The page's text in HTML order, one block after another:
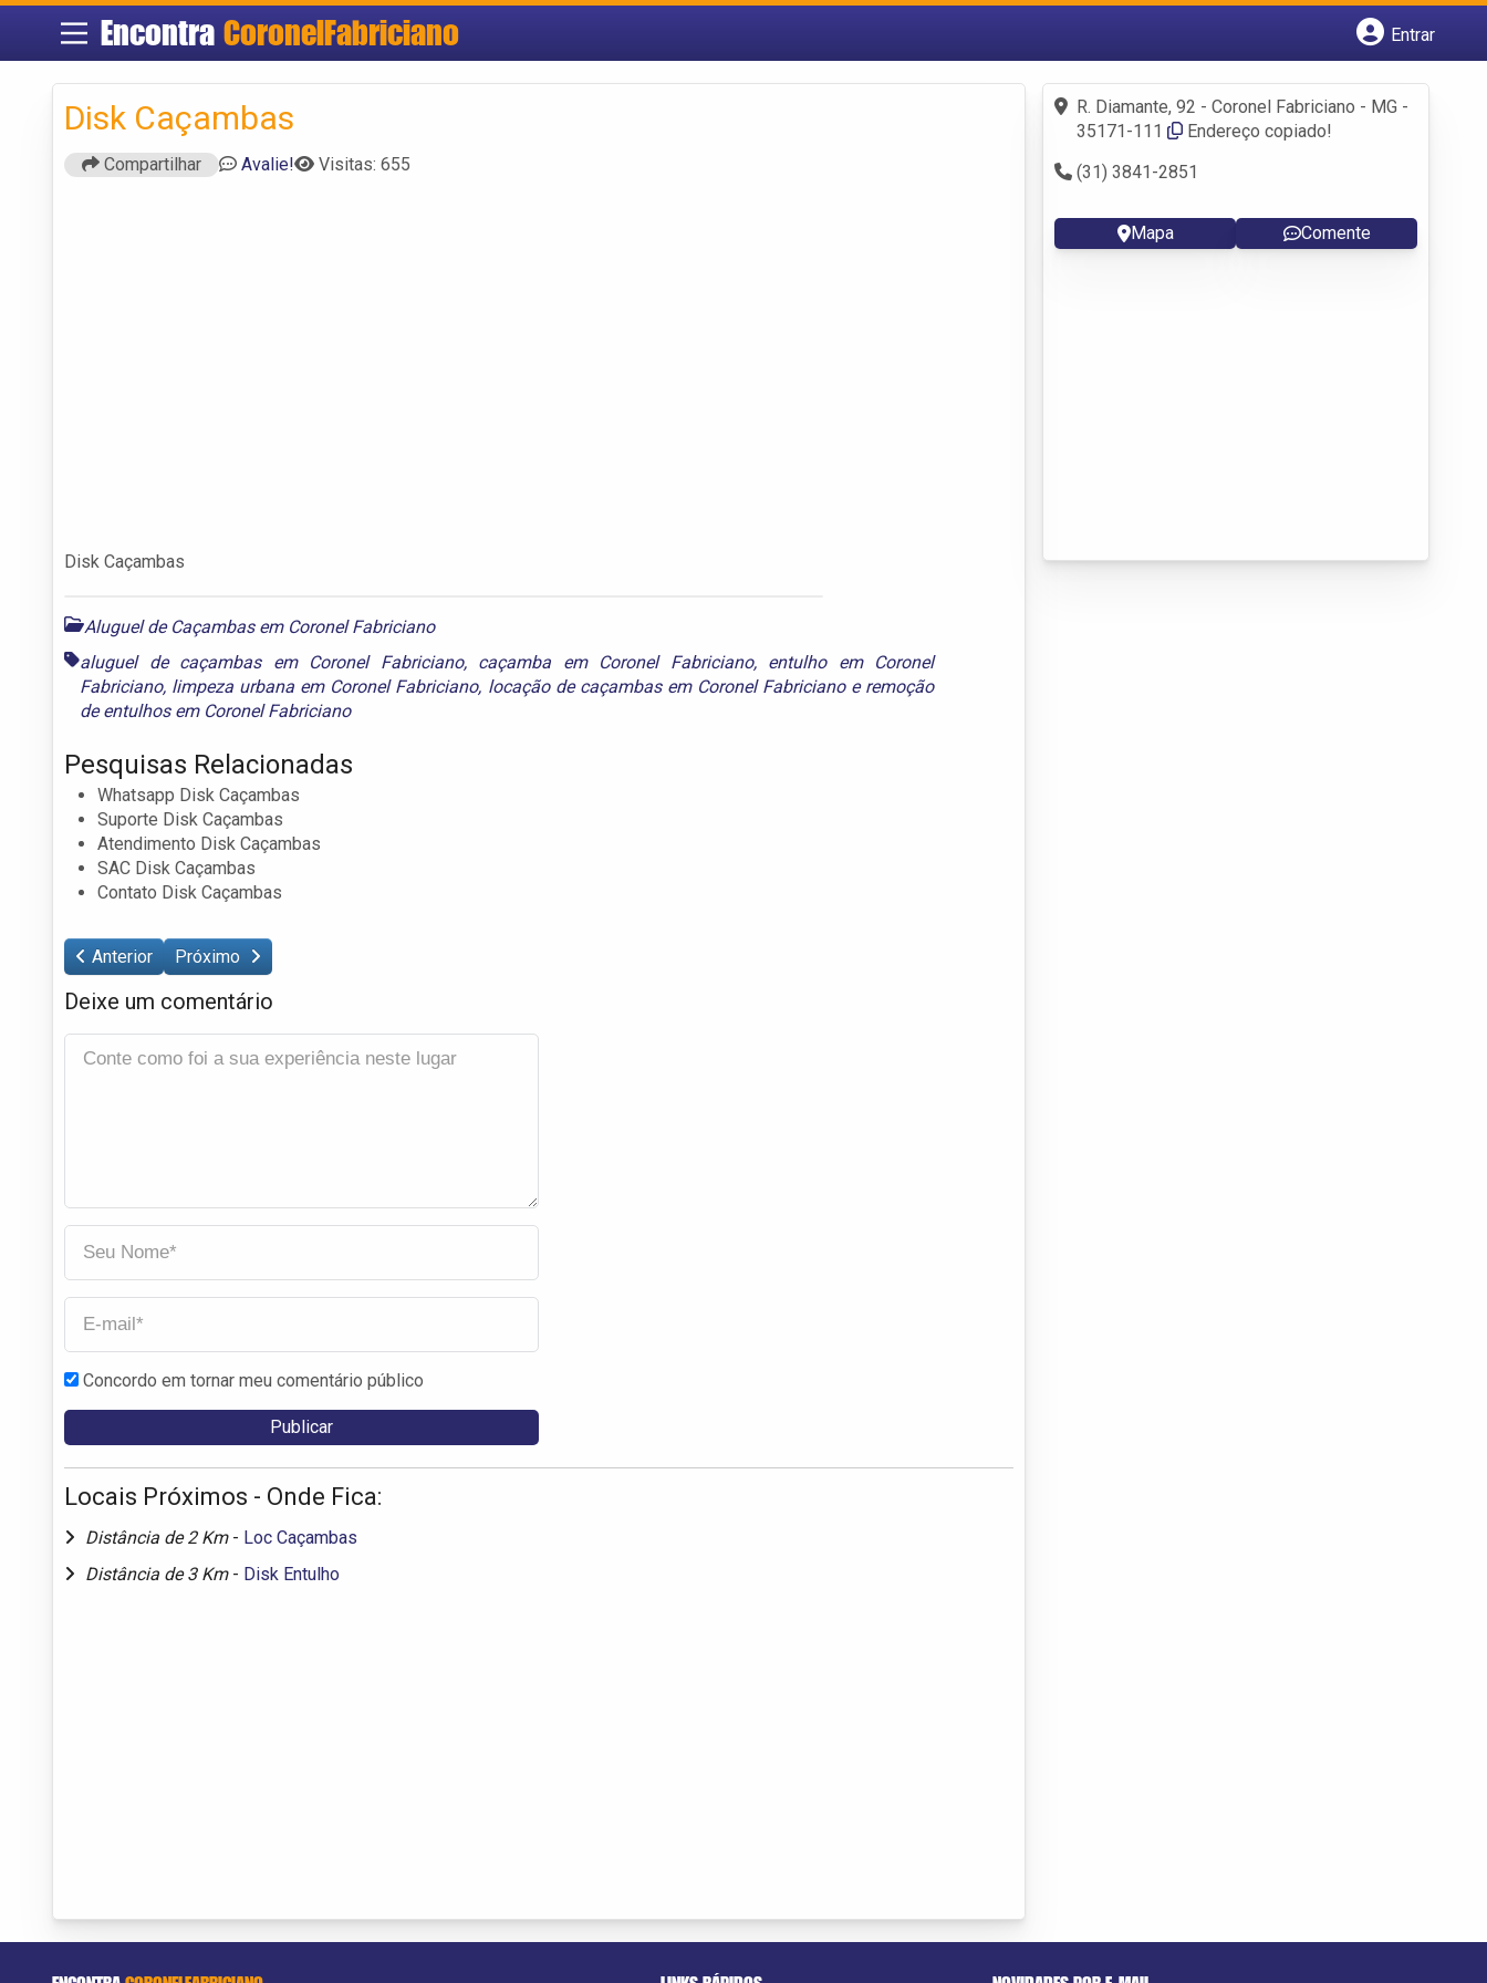
Encontra CoronelFabriciano
Entrar
Fazer login
Criar conta
Disk Caçambas
Compartilhar Avalie! Visitas: 655
Disk Caçambas
Aluguel de Caçambas em Coronel Fabriciano
aluguel de caçambas em Coronel Fabriciano, caçamba em Coronel Fabriciano, entulho em Coronel
Fabriciano, limpeza urbana em Coronel Fabriciano, locação de caçambas em Coronel Fabricianoe remoção
de entulhos em Coronel Fabriciano
Pesquisas Relacionadas
Whatsapp Disk Caçambas
Suporte Disk Caçambas
Atendimento Disk Caçambas
SAC Disk Caçambas
Contato Disk Caçambas
Anterior Próximo
Deixe um comentário
Concordo em tornar meu comentário público
Locais Próximos - Onde Fica:
Distância de 2 Km - Loc Caçambas
Distância de 3 Km - Disk Entulho
R. Diamante, 92 - Coronel Fabriciano - MG -
35171-111‎
Endereço copiado!
(31) 3841-2851
Mapa Comente